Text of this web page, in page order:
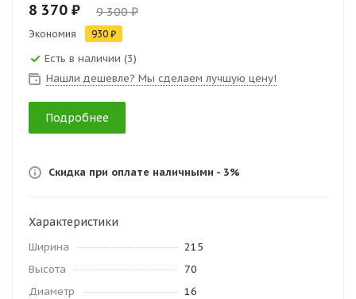
8 370 ₽ 9 300 ₽
Экономия 930 ₽
Есть в наличии (3)
Нашли дешевле? Мы сделаем лучшую цену!
Подробнее
Скидка при оплате наличными - 3%
Характеристики
Ширина
215
Высота
70
Диаметр
16